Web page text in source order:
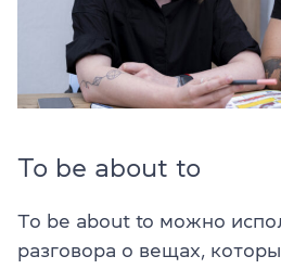
To be about to
To be about to можно
разговора о вещах,